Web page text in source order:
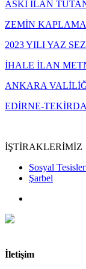
ASKI İLAN
ZEMİN
2023 YILI YAZ
İHALE İLAN
ANKARA
EDİRNE-
İŞTİRAKLERİMİZ
Sosyal
Şarbel
İletişim